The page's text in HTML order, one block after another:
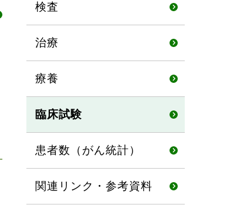
検査
治療
療養
臨床試験
患者数（がん統計）
関連リンク・参考資料